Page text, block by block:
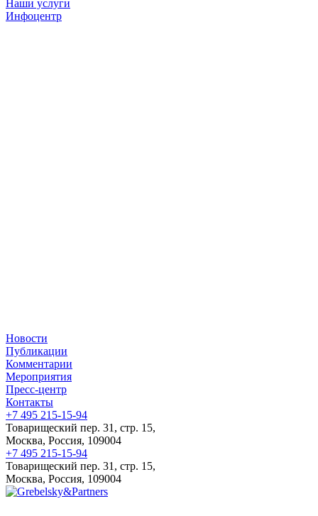
Наши услуги
Инфоцентр
Новости
Публикации
Комментарии
Мероприятия
Пресс-центр
Контакты
+7 495 215-15-94
Товарищеский пер. 31, стр. 15,
Москва, Россия, 109004
+7 495 215-15-94
Товарищеский пер. 31, стр. 15,
Москва, Россия, 109004